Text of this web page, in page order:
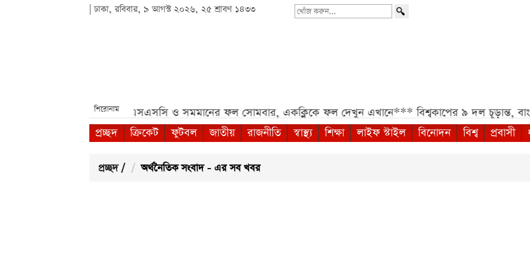
| ঢাকা, রবিবার, ৯ আগস্ট ২০২৬, ২৫ শ্রাবণ ১৪৩৩
খোঁজ
শিরোনাম
৫টি ৪জি বাটুন ফোন*** এসএসসি ও সমমানের ফল সোমবার, একক্লিকে ফল দেখুন এখানে*** বিশ্বকাপের ৯ দল চূড়ান্ত,
প্রচ্ছদ
ক্রিকেট ফুটবল জাতীয় রাজনীতি স্বাস্থ্য শিক্ষা লাইফ স্টাইল বিনোদন বিশ্ব প্রবাসী
প্রচ্ছদ / অর্থনৈতিক সংবাদ - এর সব খবর